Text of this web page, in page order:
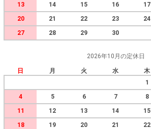
13
14 15 16 17
20
21 22 23 24
27
28 29 30
2026年10月の定休日
日 月 火 水 木
1
4
5 6 7 8
11
12 13 14 15
18
19 20 21 22